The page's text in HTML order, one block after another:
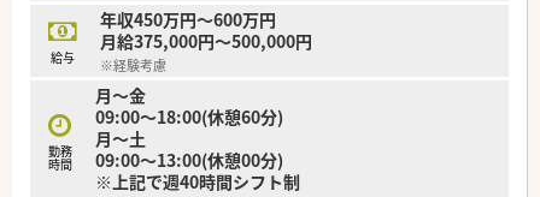
【求人情報について】
■経験を考慮し、年収は最大526万円まで目指せる魅力的な求人
です。
■ワークライフバランスを推奨しており、有給取得率100%を目
指す働きやすい環境です。
■店舗手当が支給される店舗での募集で、安定した収入が期待で
きます。
給与
年収450万円～600万円
月給375,000円～500,000円
※経験考慮
勤務
時間
月～金
09:00～18:00(休憩60分)
月～土
09:00～13:00(休憩00分)
※上記で週40時間シフト制